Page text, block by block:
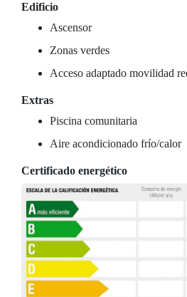
Edificio
Ascensor
Zonas verdes
Acceso adaptado movilidad
Extras
Piscina comunitaria
Aire acondicionado frío/calor
Certificado energético